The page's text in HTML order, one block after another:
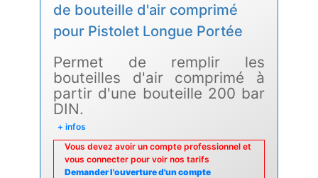
de bouteille d'air comprimé
pour Pistolet Longue Portée
Permet de remplir les
bouteilles d'air comprimé à
partir d'une bouteille 200 bar
DIN.
+ infos
Vous devez avoir un compte professionnel et
vous connecter pour voir nos tarifs
Demander l'ouverture d'un compte